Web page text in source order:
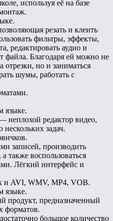
используя её на базе
резать и клеить
фильтры, эффекты,
редактировать аудио и
файла. Благодаря ей можно не
отрезки, но и заниматься
шумы, работать с
языке.
неплохой редактор видео,
задач.
записей, производить
также воспользоваться
Лёгкий интерфейс и
и AVI, WMV, MP4, VOB.
языке.
продукт, предназначенный
форматов.
большое количество